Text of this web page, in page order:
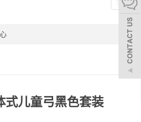
式儿童弓黑色套装